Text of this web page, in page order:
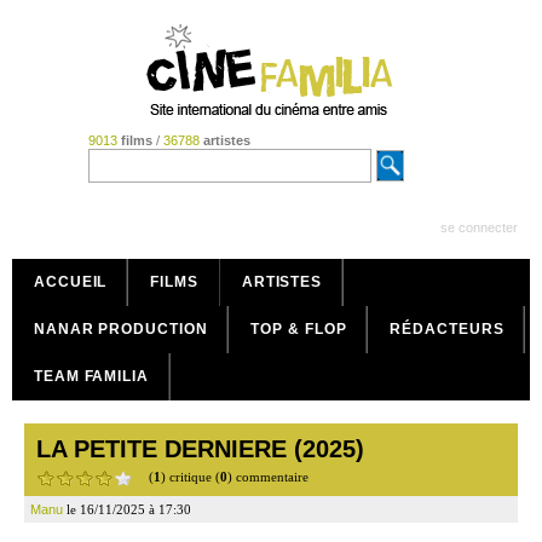
9013 films/ 36788 artistes
se connecter
ACCUEIL FILMS ARTISTES
NANAR PRODUCTION TOP & FLOP RÉDACTEURS
TEAM FAMILIA
LA PETITE DERNIERE (2025)
(1) critique (0) commentaire
Manu le 16/11/2025 à 17:30